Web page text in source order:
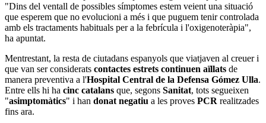
"Dins del ventall de possibles símptomes estem veient una situació
que esperem que no evolucioni a més i que puguem tenir controlada
amb els tractaments habituals per a la febrícula i l'oxigenoteràpia",
ha apuntat.
Mentrestant, la resta de ciutadans espanyols que viatjaven al creuer i
que van ser considerats contactes estrets continuen aïllats de
manera preventiva a l'Hospital Central de la Defensa Gómez Ulla.
Entre ells hi ha cinc catalans que, segons Sanitat, tots segueixen
"asimptomàtics" i han donat negatiu a les proves PCR realitzades
fins ara.